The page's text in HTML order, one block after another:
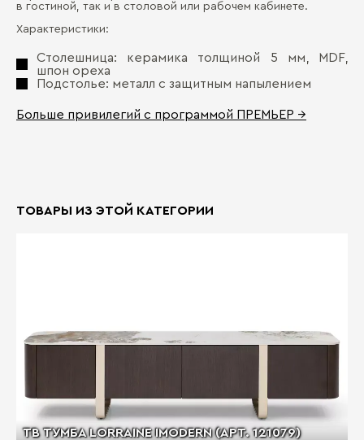
в гостиной, так и в столовой или рабочем кабинете.
Характеристики:
Столешница: керамика толщиной 5 мм, MDF,
шпон ореха
Подстолье: металл с защитным напылением
Больше привилегий с программой ПРЕМЬЕР →
ТОВАРЫ ИЗ ЭТОЙ КАТЕГОРИИ
ТВ ТУМБА LORRAINE IMODERN (АРТ. 121079)